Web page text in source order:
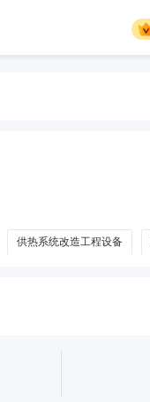
供热系统改造工程设备